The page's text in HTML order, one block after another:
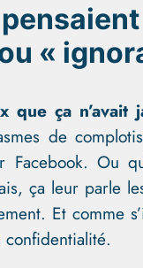
«
que ça n’avait
de
Facebook. Ou
ça leur parle
Et comme